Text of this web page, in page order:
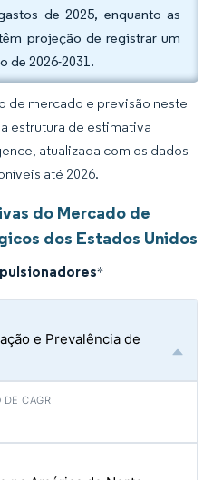
de 2025, enquanto as
projeção de registrar um
de 2026-2031.
de mercado e previsão neste
estrutura de estimativa
atualizada com os dados
até 2026.
do Mercado de
dos Estados Unidos
*
e Prevalência de